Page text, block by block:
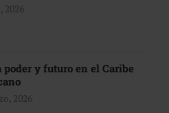
2026
poder y futuro en el Caribe
2026